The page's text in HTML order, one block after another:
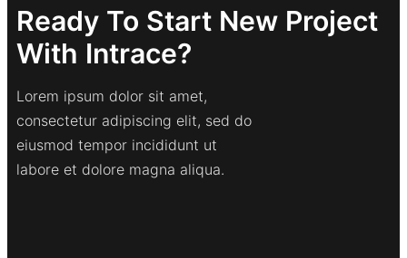
Ready To Start New Project
With Intrace?
Lorem ipsum dolor sit amet,
consectetur adipiscing elit, sed do
eiusmod tempor incididunt ut
labore et dolore magna aliqua.